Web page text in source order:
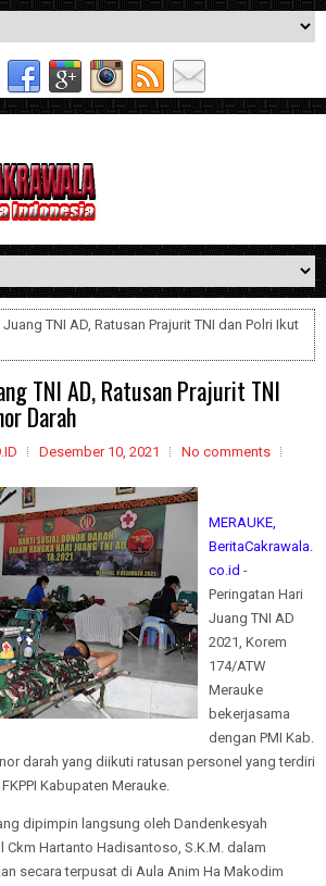
Juang TNI AD, Ratusan Prajurit TNI dan Polri Ikut
TNI AD, Ratusan Prajurit TNI
Darah
Desember 10, 2021 No comments
MERAUKE,
BeritaCakrawala.
co.id -
Peringatan Hari
Juang TNI AD
2021, Korem
174/ATW
Merauke
bekerjasama
dengan PMI Kab.
darah yang diikuti ratusan personel yang terdiri
Kabupaten Merauke.
dipimpin langsung oleh Dandenkesyah
Ckm Hartanto Hadisantoso, S.K.M. dalam
secara terpusat di Aula Anim Ha Makodim